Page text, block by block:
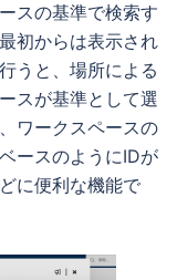
スの基準で検索す
初からは表示され
うと、場所による
スが基準として選
ワークスペースの
ースのようにIDが
に便利な機能で